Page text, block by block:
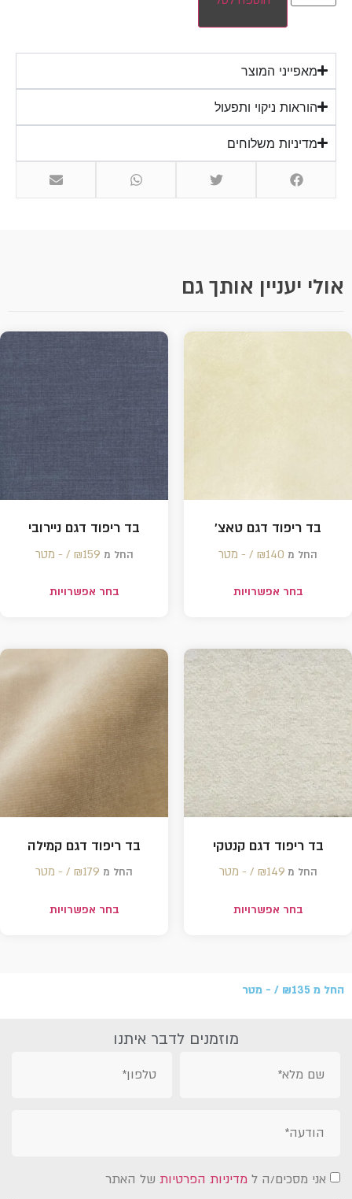
מאפייני המוצר
הוראות ניקוי ותפעול
מדיניות משלוחים
אולי יעניין אותך גם
בד ריפוד דגם טאצ'
החל מ ₪140 /‏‏‎ ‎- מטר
בחר אפשרויות
בד ריפוד דגם ניירובי
החל מ ₪159 /‏‏‎ ‎- מטר
בחר אפשרויות
בד ריפוד דגם קנטקי
החל מ ₪149 /‏‏‎ ‎- מטר
בחר אפשרויות
בד ריפוד דגם קמילה
החל מ ₪179 /‏‏‎ ‎- מטר
בחר אפשרויות
החל מ ₪135 /‏‏‎ ‎- מטר
מוזמנים לדבר איתנו
אני מסכים/ה ל מדיניות הפרטיות של האתר